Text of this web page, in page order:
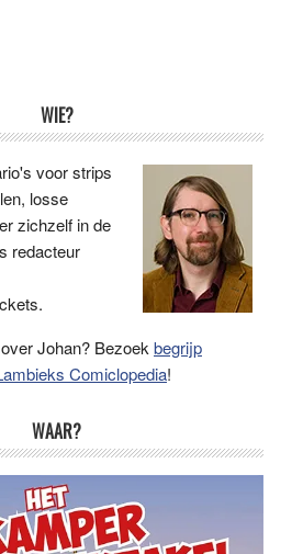
WIE?
voor strips
losse
zichzelf in de
redacteur
Johan? Bezoekbegrijp
Comiclopedia!
WAAR?